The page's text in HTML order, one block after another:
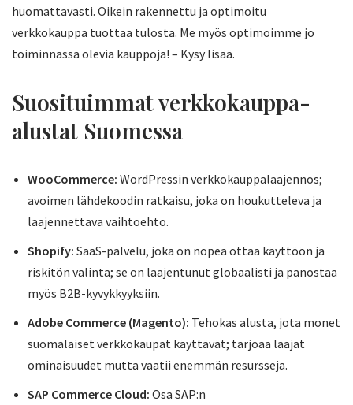
huomattavasti. Oikein rakennettu ja optimoitu
verkkokauppa tuottaa tulosta. Me myös optimoimme jo
toiminnassa olevia kauppoja! – Kysy lisää.
Suosituimmat verkkokauppa-
alustat Suomessa
WooCommerce: WordPressin verkkokauppalaajennos;
avoimen lähdekoodin ratkaisu, joka on houkutteleva ja
laajennettava vaihtoehto.
Shopify: SaaS-palvelu, joka on nopea ottaa käyttöön ja
riskitön valinta; se on laajentunut globaalisti ja panostaa
myös B2B-kyvykkyyksiin.
Adobe Commerce (Magento): Tehokas alusta, jota monet
suomalaiset verkkokaupat käyttävät; tarjoaa laajat
ominaisuudet mutta vaatii enemmän resursseja.
SAP Commerce Cloud: Osa SAP:n